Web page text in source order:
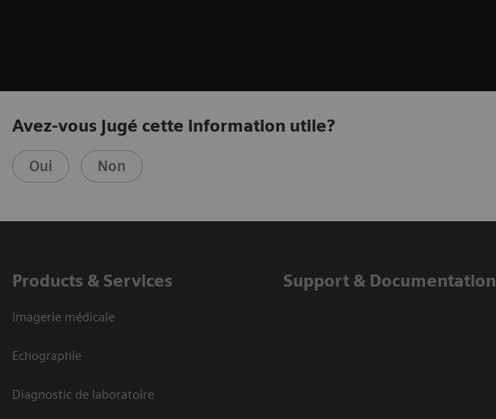
Avez-vous jugé cette information utile?
Oui Non
Products & Services
Imagerie médicale
Echographie
Diagnostic de laboratoire
Support & Documentation